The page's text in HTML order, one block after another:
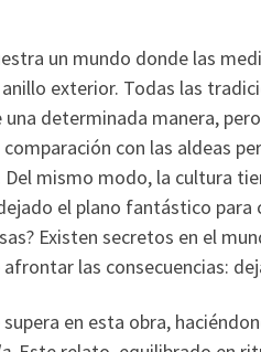
un mundo donde las
exterior. Todas las
determinada manera,
con las aldeas
mismo modo, la cultura
el plano fantástico para
Existen secretos en el
las consecuencias:
en esta obra,